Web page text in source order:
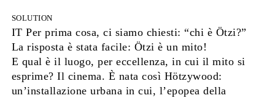
SOLUTION
IT Per prima cosa, ci siamo chiesti: “chi è Ötzi?”
La risposta è stata facile: Ötzi è un mito!
E qual è il luogo, per eccellenza, in cui il mito si
esprime? Il cinema. È nata così Hötzywood:
un’installazione urbana in cui, l’epopea della